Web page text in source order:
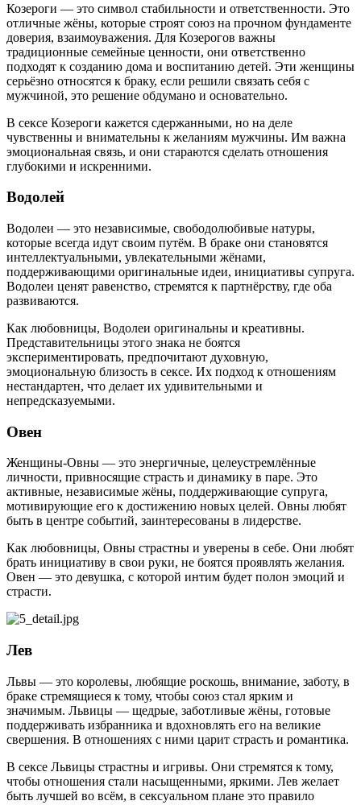
Козероги — это символ стабильности и ответственности. Это
отличные жёны, которые строят союз на прочном фундаменте
доверия, взаимоуважения. Для Козерогов важны
традиционные семейные ценности, они ответственно
подходят к созданию дома и воспитанию детей. Эти женщины
серьёзно относятся к браку, если решили связать себя с
мужчиной, это решение обдумано и основательно.
В сексе Козероги кажется сдержанными, но на деле
чувственны и внимательны к желаниям мужчины. Им важна
эмоциональная связь, и они стараются сделать отношения
глубокими и искренними.
Водолей
Водолеи — это независимые, свободолюбивые натуры,
которые всегда идут своим путём. В браке они становятся
интеллектуальными, увлекательными жёнами,
поддерживающими оригинальные идеи, инициативы супруга.
Водолеи ценят равенство, стремятся к партнёрству, где оба
развиваются.
Как любовницы, Водолеи оригинальны и креативны.
Представительницы этого знака не боятся
экспериментировать, предпочитают духовную,
эмоциональную близость в сексе. Их подход к отношениям
нестандартен, что делает их удивительными и
непредсказуемыми.
Овен
Женщины-Овны — это энергичные, целеустремлённые
личности, привносящие страсть и динамику в паре. Это
активные, независимые жёны, поддерживающие супруга,
мотивирующие его к достижению новых целей. Овны любят
быть в центре событий, заинтересованы в лидерстве.
Как любовницы, Овны страстны и уверены в себе. Они любят
брать инициативу в свои руки, не боятся проявлять желания.
Овен — это девушка, с которой интим будет полон эмоций и
страсти.
Лев
Львы — это королевы, любящие роскошь, внимание, заботу, в
браке стремящиеся к тому, чтобы союз стал ярким и
значимым. Львицы — щедрые, заботливые жёны, готовые
поддерживать избранника и вдохновлять его на великие
свершения. В отношениях с ними царит страсть и романтика.
В сексе Львицы страстны и игривы. Они стремятся к тому,
чтобы отношения стали насыщенными, яркими. Лев желает
быть лучшей во всём, в сексуальном плане это правило